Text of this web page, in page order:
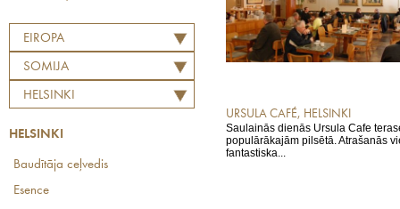
EIROPA
SOMIJA
HELSINKI
HELSINKI
Baudītāja ceļvedis
Esence
URSULA CAFÉ, HELSINKI
Saulainās dienās Ursula Cafe
populārākajām pilsētā. Atrašanās
fantastiska...